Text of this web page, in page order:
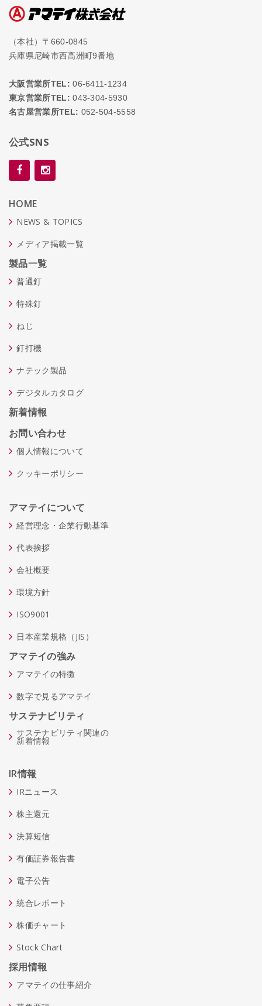
（本社）〒660-0845
兵庫県尼崎市西高洲町9番地
大阪営業所TEL: 06-6411-1234
東京営業所TEL: 043-304-5930
名古屋営業所TEL: 052-504-5558
公式SNS
HOME
NEWS & TOPICS
メディア掲載一覧
製品一覧
普通釘
特殊釘
ねじ
釘打機
ナテック製品
デジタルカタログ
新着情報
お問い合わせ
個人情報について
クッキーポリシー
アマテイについて
経営理念・企業行動基準
代表挨拶
会社概要
環境方針
ISO9001
日本産業規格（JIS）
アマテイの強み
アマテイの特徴
数字で見るアマテイ
サステナビリティ
サステナビリティ関連の
新着情報
IR情報
IRニュース
株主還元
決算短信
有価証券報告書
電子公告
統合レポート
株価チャート
Stock Chart
採用情報
アマテイの仕事紹介